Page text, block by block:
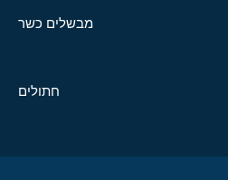
מבשלים כשר
חתולים